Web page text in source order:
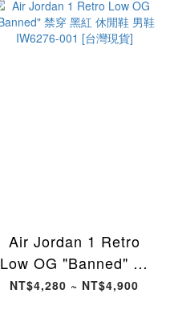
Air Jordan 1 Retro
Low OG "Banned" 禁
穿 黑紅 休閒鞋 男鞋
NT$4,280 ~ NT$4,900